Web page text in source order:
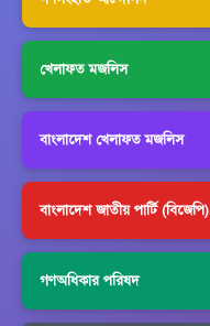
খেলাফত মজলিস
বাংলাদেশ খেলাফত মজলিস
বাংলাদেশ জাতীয় পার্টি (বিজেপি)
গণঅধিকার পরিষদ